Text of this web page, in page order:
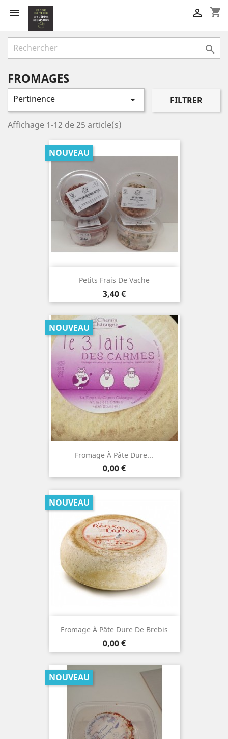
 shopping_cart


FROMAGES
Pertinence  FILTRER
Affichage 1-12 de 25 article(s)
Petits Frais De Vache
Prix
3,40 €
NOUVEAU
Fromage À Pâte Dure...
Prix
0,00 €
NOUVEAU
Fromage À Pâte Dure De Brebis
Prix
0,00 €
NOUVEAU
NOUVEAU